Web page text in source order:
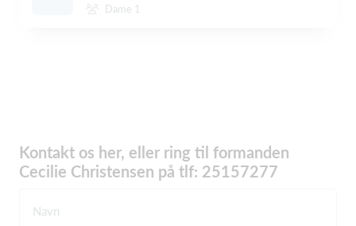
Dame 1
Kontakt os her, eller ring til formanden
Cecilie Christensen på tlf: 25157277
Navn